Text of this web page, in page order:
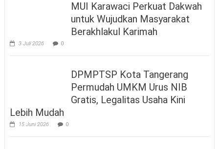
MUI Karawaci Perkuat Dakwah
untuk Wujudkan Masyarakat
Berakhlakul Karimah
3 Juli 2026 0
DPMPTSP Kota Tangerang
Permudah UMKM Urus NIB
Gratis, Legalitas Usaha Kini
Lebih Mudah
15 Juni 2026 0